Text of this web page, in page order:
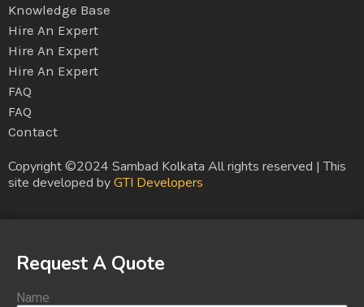
Knowledge Base
Hire An Expert
Hire An Expert
Hire An Expert
FAQ
FAQ
Contact
Copyright ©2024 Sambad Kolkata All rights reserved | This
site developed byGTI Developers
Request A Quote
Name